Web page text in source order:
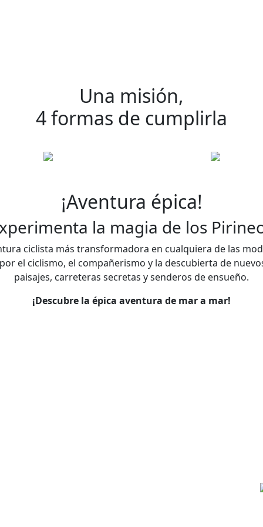
Una misión,
4 formas de cumplirla
salvajes, puertos
serpenteando valles y
de mar a mar.
MÁS INFORMACIÓN
Ideal para disfrutar de
paisajes, el compañerismo
magia Coast to Coast.
MÁS INFORMACIÓN
¡Aventura épica!
la magia de los
ciclista más transformadora en cualquiera de las
el ciclismo, el compañerismo y la descubierta de
paisajes, carreteras secretas y senderos de ensueño.
¡Descubre la épica aventura de mar a mar!